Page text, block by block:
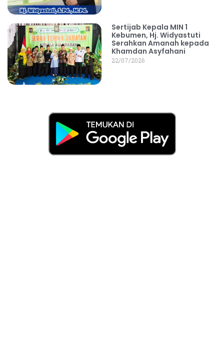
Sertijab Kepala MIN 1
Kebumen, Hj. Widyastuti
Serahkan Amanah kepada
Khamdan Asyfahani
22/07/2026